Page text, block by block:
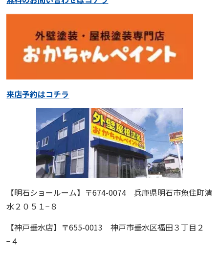
来店予約はコチラ
【明石ショールーム】 〒674-0074 兵庫県明石市魚住町清
水２０５１−８
【神戸垂水店】 〒655-0013 神戸市垂水区福田３丁目２
−４